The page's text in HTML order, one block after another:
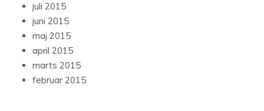
juli 2015
juni 2015
maj 2015
april 2015
marts 2015
februar 2015